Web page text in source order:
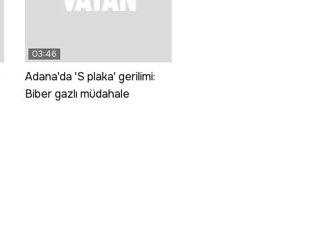
03:46
Adana'da 'S plaka' gerilimi:
Biber gazlı müdahale